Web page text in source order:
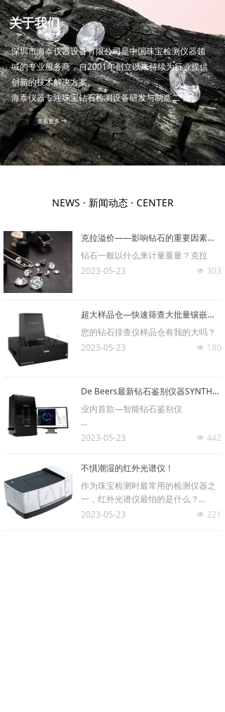
关于我们
查看更多 뀠
深圳市海泰仪器设备有限公司是中国珠宝检测仪器领
域的专业服务商，自2001年创立以来持续为行业提供
创新的技术解决方案。
海泰仪器专注珠宝钻石检测设备研发与制造二十余
年，服务网络覆盖全国及海外市场。公司在珠宝检测
领域的技术优势源于自主研发的光谱分析仪器与显微
设备系列，包括紫外可见光谱仪、光致发光光谱仪、
显微激光拉曼光谱仪、激光诱导击穿光谱仪、钻石切
理系统，涵盖实验室管理LIMS系统、称重拍照系统和
检测设备与LIMS系统的智能互联，为珠宝检测实验室
提供从硬件到软件的完整数字化生态解决方案，助力
行业检测效率与精准度的全面提升。
海泰仪器与全球知名珠宝仪器供应商De Beers 、
好的长期合作关系，是国内多家知名常规珠宝鉴定仪
器厂家的一级代理商。通过整合全球顶尖检测技术与
本土化服务体系，公司构建了国内最全面的专业珠宝
鉴定与检测仪器供应平台，为行业提供从常规设备到
海泰仪器完善的实验室配套服务体系，已为行业内知
名检测实验室、品牌企业及高校提供专业支持。严格
遵循国家标准与行业规范，充分借鉴权威检测机构、
珠宝企业及院校的实践经验，同时整合市场最新产品
析实验室以及珠宝首饰实践教学中心。
NEWS · 新闻动态 · CENTER
克拉溢价——影响钻石的重要因素之一！
钻石一般以什么来计量重量？克拉
넶 303
2023-05-23
超大样品仓—快速筛查大批量镶嵌首饰和裸石的核武器！！
您的钻石排查仪样品仓有我的大吗？
넶 180
2023-05-23
De Beers最新钻石鉴别仪器SYNTHdetect—让合成钻石无处遁形
业内首款—智能钻石鉴别仪
SYNTHdetect 넶 442
2023-05-23
不惧潮湿的红外光谱仪！
作为珠宝检测时最常用的检测仪器之
一，红外光谱仪最怕的是什么？
对，当然就是怕受潮！日常排查使用
넶 221
2023-05-23